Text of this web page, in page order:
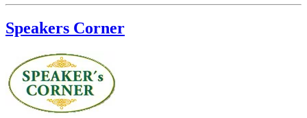
Speakers Corner